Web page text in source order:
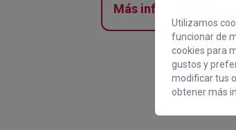
Más información
Utilizamos
funcionar de
cookies para
gustos y
modificar tus
obtener más